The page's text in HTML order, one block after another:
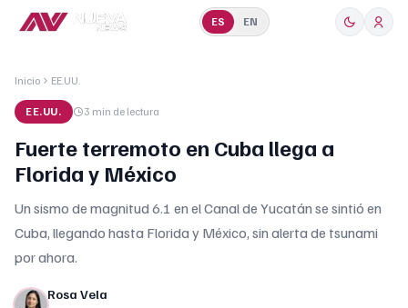
ES EN
Inicio EE.UU.
EE.UU. 3 min de lectura
Fuerte terremoto en Cuba llega a
Florida y México
Un sismo de magnitud 6.1 en el Canal de Yucatán se sintió en
Cuba, llegando hasta Florida y México, sin alerta de tsunami
por ahora.
Rosa Vela